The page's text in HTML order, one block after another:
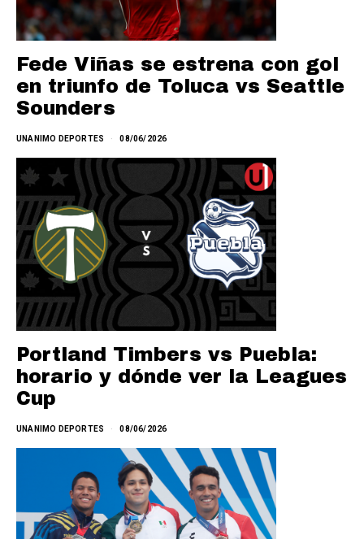
Fede Viñas se estrena con gol
en triunfo de Toluca vs Seattle
Sounders
UNANIMO DEPORTES 08/06/2026
Portland Timbers vs Puebla:
horario y dónde ver la Leagues
Cup
UNANIMO DEPORTES 08/06/2026